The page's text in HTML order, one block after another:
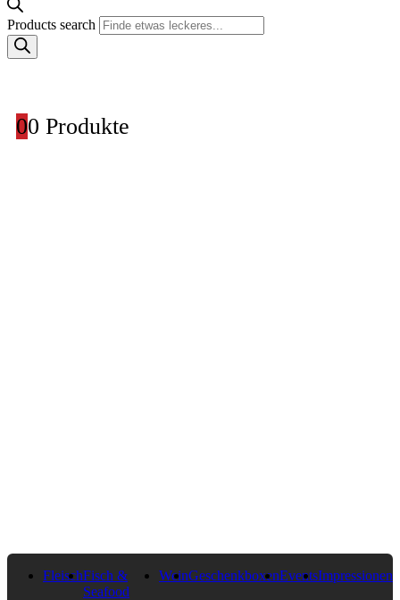
Products search
00 Produkte
FleischFisch &
Seafood
WeinGeschenkboxenEventsImpressionen